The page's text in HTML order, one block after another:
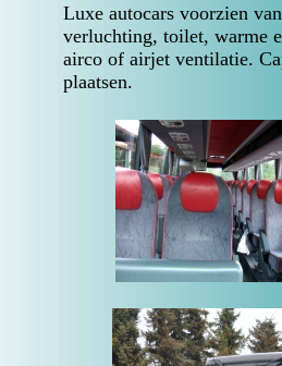
Luxe autocars voorzien
verluchting, toilet, warme
airco of airjet ventilatie.
plaatsen.